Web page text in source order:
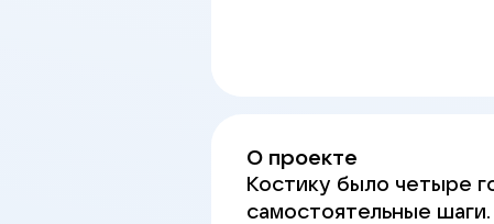
О проекте
Костику было четыре
самостоятельные